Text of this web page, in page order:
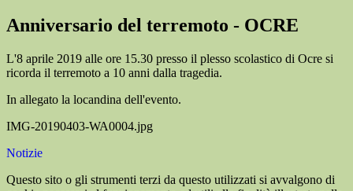
Anniversario del terremoto - OCRE
L'8 aprile 2019 alle ore 15.30 presso il plesso scolastico di Ocre si
ricorda il terremoto a 10 anni dalla tragedia.
In allegato la locandina dell'evento.
IMG-20190403-WA0004.jpg
Notizie
Questo sito o gli strumenti terzi da questo utilizzati si avvalgono di